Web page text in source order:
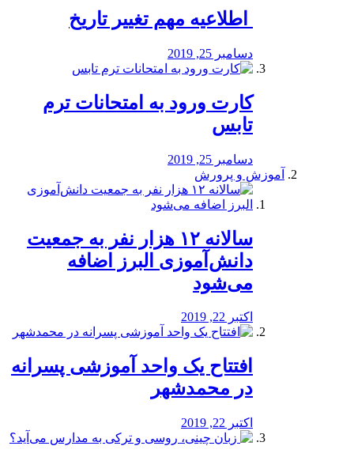
️ اطلاعیه مهم تغییر تاریخ
دسامبر 25, 2019
کارت ورود به امتحانات ترم
تابس
دسامبر 25, 2019
آموزش و پرورش
️سالانه ۱۲ هزار نفر به جمعیت
دانش‌آموزی البرز اضافه
می‌شود
اکتبر 22, 2019
افتتاح یک واحد آموزشی پسرانه
در محمدشهر
اکتبر 22, 2019